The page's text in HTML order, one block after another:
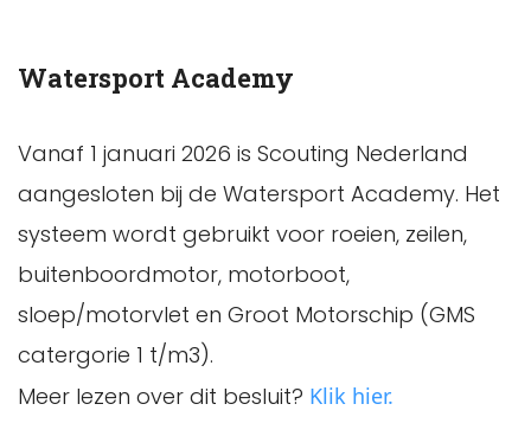
Watersport Academy
Vanaf 1 januari 2026 is Scouting Nederland
aangesloten bij de Watersport Academy. Het
systeem wordt gebruikt voor roeien, zeilen,
buitenboordmotor, motorboot,
sloep/motorvlet en Groot Motorschip (GMS
catergorie 1 t/m3).
Meer lezen over dit besluit? Klik hier.